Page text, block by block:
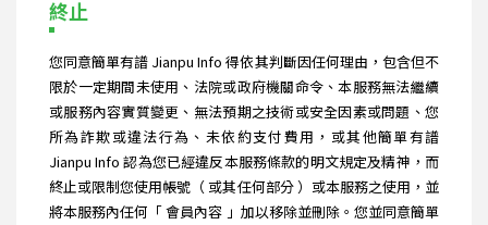
終止
您同意簡單有譜 Jianpu Info 得依其判斷因任何理由，包含但不
限於一定期間未使用、法院或政府機關命令、本服務無法繼續
或服務內容實質變更、無法預期之技術或安全因素或問題、您
所為詐欺或違法行為、未依約支付費用，或其他簡單有譜
Jianpu Info 認為您已經違反本服務條款的明文規定及精神，而
終止或限制您使用帳號（ 或其任何部分 ）或本服務之使用，並
將本服務內任何「 會員內容 」加以移除並刪除。您並同意簡單